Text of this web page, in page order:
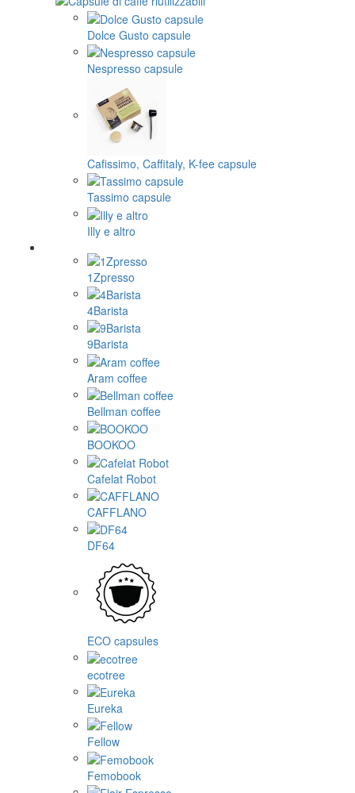
Dolce Gusto capsule
Nespresso capsule
Cafissimo, Caffitaly, K-fee capsule
Tassimo capsule
Illy e altro
1Zpresso
4Barista
9Barista
Aram coffee
Bellman coffee
BOOKOO
Cafelat Robot
CAFFLANO
DF64
ECO capsules
ecotree
Eureka
Fellow
Femobook